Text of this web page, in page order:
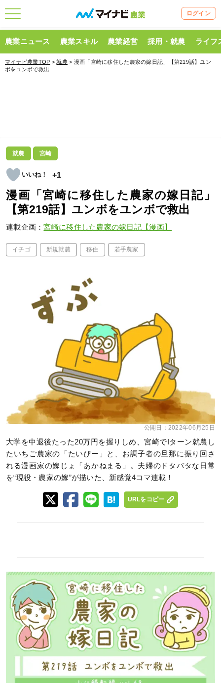
ログイン
農業ニュース 農業スキル 農業経営 採用・就農 ライフ
マイナビ農業TOP >就農 > 漫画「宮崎に移住した農家の嫁日記」【第219話】ユン
ボをユンボで救出
就農 宮崎
+1
漫画「宮崎に移住した農家の嫁日記」
【第219話】ユンボをユンボで救出
連載企画：宮崎に移住した農家の嫁日記【漫画】
イチゴ 新規就農 移住 若手農家
公開日： 2022年06月25日
大学を中退後たった20万円を握りしめ、宮崎でIターン就農し
たいちご農家の「たいぴー」と、お調子者の旦那に振り回さ
れる漫画家の嫁じょ「あかねまる」。夫婦のドタバタな日常
を“現役・農家の嫁”が描いた、新感覚4コマ連載！
URLをコピー